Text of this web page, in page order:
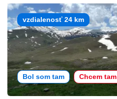
vzdialenosť 24 km
Bol som tam Chcem tam